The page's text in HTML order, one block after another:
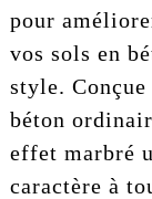
pour
vos sols en
style.
béton
effet marbré
caractère à